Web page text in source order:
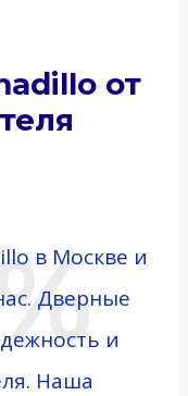
от
в Москве и
Дверные
и
Наша